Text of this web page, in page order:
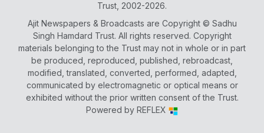
Trust, 2002-2026.
Ajit Newspapers & Broadcasts are Copyright © Sadhu
Singh Hamdard Trust. All rights reserved. Copyright
materials belonging to the Trust may not in whole or in part
be produced, reproduced, published, rebroadcast,
modified, translated, converted, performed, adapted,
communicated by electromagnetic or optical means or
exhibited without the prior written consent of the Trust.
Powered by REFLEX